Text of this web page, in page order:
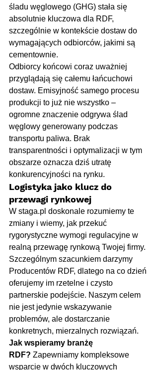
śladu węglowego (GHG) stała się
absolutnie kluczowa dla RDF,
szczególnie w kontekście dostaw do
wymagających odbiorców, jakimi są
cementownie.
Odbiorcy końcowi coraz uważniej
przyglądają się całemu łańcuchowi
dostaw. Emisyjność samego procesu
produkcji to już nie wszystko –
ogromne znaczenie odgrywa ślad
węglowy generowany podczas
transportu paliwa. Brak
transparentności i optymalizacji w tym
obszarze oznacza dziś utratę
konkurencyjności na rynku.
Logistyka jako klucz do
przewagi rynkowej
W staga.pl doskonale rozumiemy te
zmiany i wiemy, jak przekuć
rygorystyczne wymogi regulacyjne w
realną przewagę rynkową Twojej firmy.
Szczególnym szacunkiem darzymy
Producentów RDF, dlatego na co dzień
oferujemy im rzetelne i czysto
partnerskie podejście. Naszym celem
nie jest jedynie wskazywanie
problemów, ale dostarczanie
konkretnych, mierzalnych rozwiązań.
Jak wspieramy branżę
RDF? Zapewniamy kompleksowe
wsparcie w dwóch kluczowych